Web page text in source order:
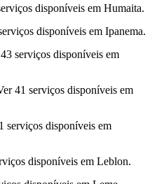
disponíveis em Humaita.
disponíveis em Ipanema.
serviços disponíveis em
41 serviços disponíveis em
serviços disponíveis em
disponíveis em Leblon.